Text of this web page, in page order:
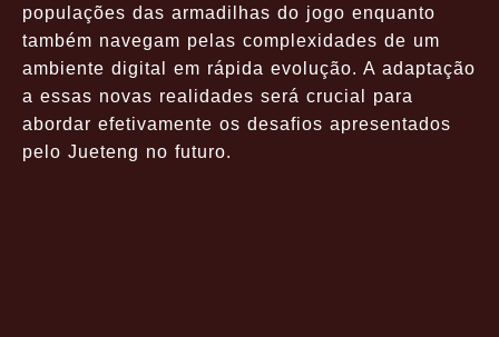
populações das armadilhas do jogo enquanto
também navegam pelas complexidades de um
ambiente digital em rápida evolução. A adaptação
a essas novas realidades será crucial para
abordar efetivamente os desafios apresentados
pelo Jueteng no futuro.